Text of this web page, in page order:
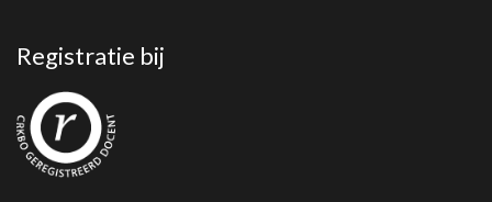
Registratie bij